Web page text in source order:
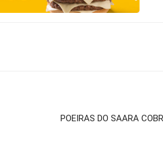
POEIRAS DO SAARA